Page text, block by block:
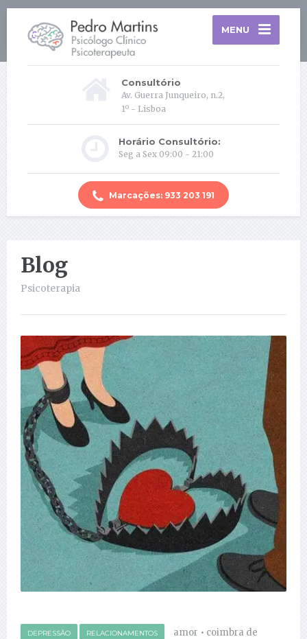
MENU
Consultório
Av. Guerra Junqueiro, n.2,
1º - Lisboa
Horário Consultório:
Seg a Sex 09:00 - 21:00
Marcações: 933 203 191
Blog
Psicoterapia
DEPRESSÃO RELACIONAMENTOS amor • coimbra de